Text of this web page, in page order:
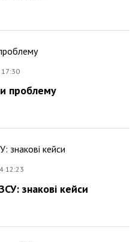
проблему
12:23
знакові кейси